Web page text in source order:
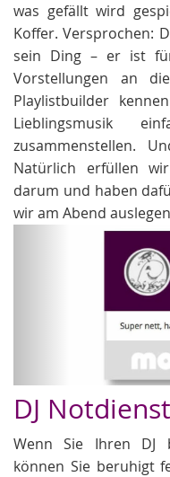
was gefällt wird
Koffer. Versprochen:
sein Ding – er ist
Vorstellungen an
Playlistbuilder
Lieblingsmusik
zusammenstellen.
Natürlich erfüllen
darum und haben
wir am Abend
DJ
Wenn Sie Ihren DJ
können Sie beruhigt